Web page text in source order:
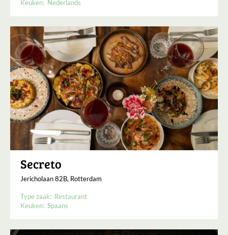
Keuken: Nederlands
Secreto
Jericholaan 82B, Rotterdam
Type zaak: Restaurant
Keuken: Spaans